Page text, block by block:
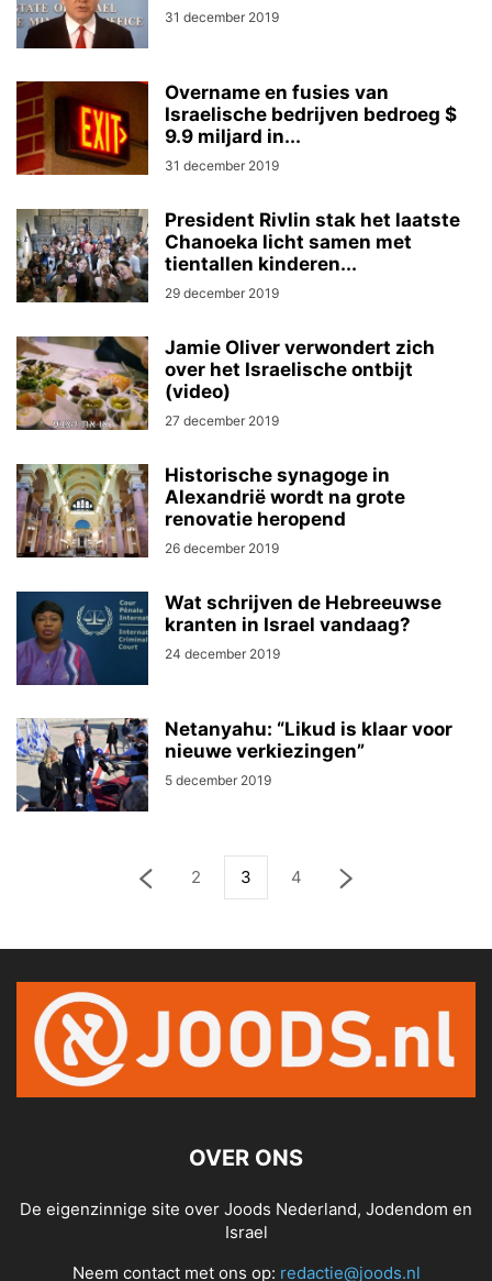
31 december 2019
Overname en fusies van
Israelische bedrijven bedroeg $
9.9 miljard in...
31 december 2019
President Rivlin stak het laatste
Chanoeka licht samen met
tientallen kinderen...
29 december 2019
Jamie Oliver verwondert zich
over het Israelische ontbijt
(video)
27 december 2019
Historische synagoge in
Alexandrië wordt na grote
renovatie heropend
26 december 2019
Wat schrijven de Hebreeuwse
kranten in Israel vandaag?
24 december 2019
Netanyahu: “Likud is klaar voor
nieuwe verkiezingen”
5 december 2019
2 3 4
OVER ONS
De eigenzinnige site over Joods Nederland, Jodendom en
Israel
Neem contact met ons op: redactie@joods.nl